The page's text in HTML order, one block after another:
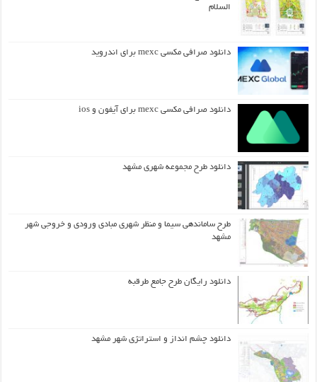
السلام
دانلود صرافی مکسی mexc برای اندروید
دانلود صرافی مکسی mexc برای آیفون و ios
دانلود طرح مجموعه شهری مشهد
طرح ساماندهی سیما و منظر شهری مبادی ورودی و خروجی شهر
مشهد
دانلود رایگان طرح جامع طرقبه
دانلود چشم انداز و استراتژی شهر مشهد